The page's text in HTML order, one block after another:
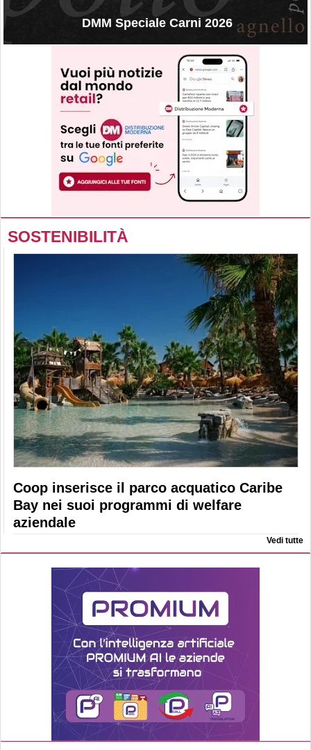
DMM Speciale Carni 2026
SOSTENIBILITÀ
Coop inserisce il parco acquatico Caribe
Bay nei suoi programmi di welfare
aziendale
Vedi tutte